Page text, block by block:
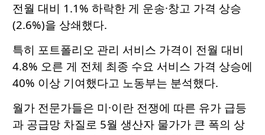
전월 대비 1.1% 하락한 게 운송·창고 가격 상승
(2.6%)을 상쇄했다.
특히 포트폴리오 관리 서비스 가격이 전월 대비
4.8% 오른 게 전체 최종 수요 서비스 가격 상승에
40% 이상 기여했다고 노동부는 분석했다.
월가 전문가들은 미·이란 전쟁에 따른 유가 급등
과 공급망 차질로 5월 생산자 물가가 큰 폭의 상